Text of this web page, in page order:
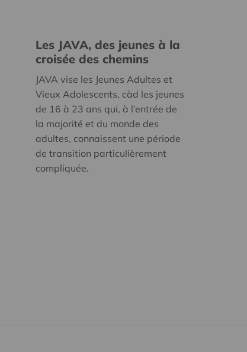
Les JAVA, des jeunes à la
croisée des chemins
JAVA vise les Jeunes Adultes et
Vieux Adolescents, càd les jeunes
de 16 à 23 ans qui, à l’entrée de
la majorité et du monde des
adultes, connaissent une période
de transition particulièrement
compliquée.